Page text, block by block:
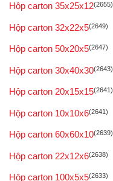
Hộp carton 35x25x12(2655)
Hộp carton 32x22x5(2649)
Hộp carton 50x20x5(2647)
Hộp carton 30x40x30(2643)
Hộp carton 20x15x15(2641)
Hộp carton 10x10x6(2641)
Hộp carton 60x60x10(2639)
Hộp carton 22x12x6(2638)
Hộp carton 100x5x5(2633)